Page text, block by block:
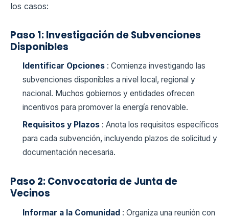
los casos:
Paso 1: Investigación de Subvenciones
Disponibles
Identificar Opciones : Comienza investigando las
subvenciones disponibles a nivel local, regional y
nacional. Muchos gobiernos y entidades ofrecen
incentivos para promover la energía renovable.
Requisitos y Plazos : Anota los requisitos específicos
para cada subvención, incluyendo plazos de solicitud y
documentación necesaria.
Paso 2: Convocatoria de Junta de
Vecinos
Informar a la Comunidad : Organiza una reunión con